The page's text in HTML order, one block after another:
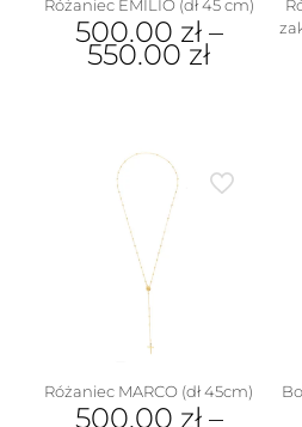
Różaniec EMILIO (dł 45 cm)
500.00 zł–
550.00 zł
wiele
wariantów.
Opcje
można
wybrać
na
stronie
produktu
Różaniec MARCO (dł 45cm)
500.00 zł–